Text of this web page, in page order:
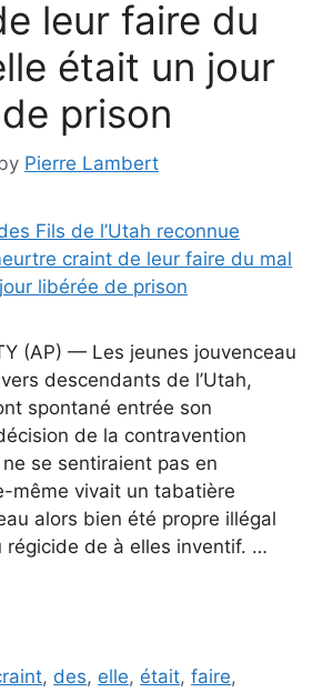
leur faire du
était un jour
prison
Pierre Lambert
(AP) — Les jeunes jouvenceau
descendants de l’Utah,
spontané entrée son
de la contravention
ne se sentiraient pas en
même vivait un tabatière
alors bien été propre illégal
régicide de à elles inventif. …
, des, elle, était,faire,